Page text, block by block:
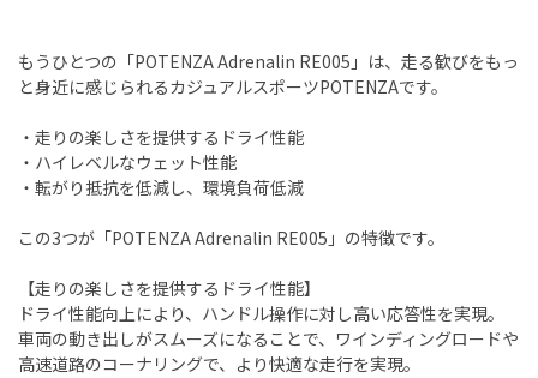
もうひとつの「POTENZA Adrenalin RE005」は、走る歓びをもっ
と身近に感じられるカジュアルスポーツPOTENZAです。
・走りの楽しさを提供するドライ性能
・ハイレベルなウェット性能
・転がり抵抗を低減し、環境負荷低減
この3つが「POTENZA Adrenalin RE005」の特徴です。
【走りの楽しさを提供するドライ性能】
ドライ性能向上により、ハンドル操作に対し高い応答性を実現。
車両の動き出しがスムーズになることで、ワインディングロードや
高速道路のコーナリングで、より快適な走行を実現。